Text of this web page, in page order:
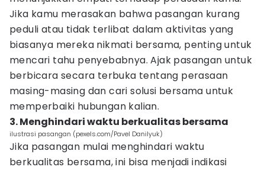
Jika kamu merasakan bahwa pasangan kurang
peduli atau tidak terlibat dalam aktivitas yang
biasanya mereka nikmati bersama, penting untuk
mencari tahu penyebabnya. Ajak pasangan untuk
berbicara secara terbuka tentang perasaan
masing-masing dan cari solusi bersama untuk
memperbaiki hubungan kalian.
3. Menghindari waktu berkualitas bersama
ilustrasi pasangan (pexels.com/Pavel Danilyuk)
Jika pasangan mulai menghindari waktu
berkualitas bersama, ini bisa menjadi indikasi